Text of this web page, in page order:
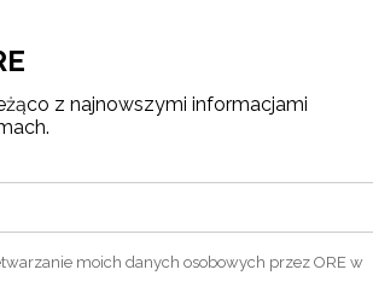
z najnowszymi informacjami
moich danych osobowych przez ORE w